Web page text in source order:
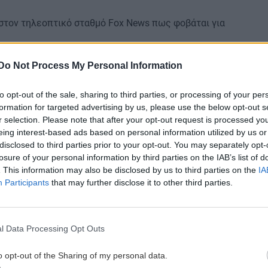
Do Not Process My Personal Information
opt-out of the sale, sharing to third parties, or processing of your
for targeted advertising by us, please use the below opt-out
selection. Please note that after your opt-out request is processed
interest-based ads based on personal information utilized by us
to third parties prior to your opt-out. You may separately
of your personal information by third parties on the IAB’s list of
This information may also be disclosed by us to third parties on the
Participants that may further disclose it to other third parties.
Data Processing Opt Outs
opt-out of the Sharing of my personal data.
τηλεοπτικό σταθμό Fox News πως φοβάται για
εταιρεία, ηBrunswickτον διαβεβαίωσε
πιθανότατα προέρχονται από ένα
εργοστάσιο
δεκαετία του 1950.
του λέει πως σκέφτεται να βάψει μερικές
σε μουσείο.
στην αυλή για να δω πόσες ακόμη μπάλες
έχει ξεκινήσει σελίδα χρηματοδότησης στα social
ξαναφτιάξει στη συνέχεια την αυλή του.